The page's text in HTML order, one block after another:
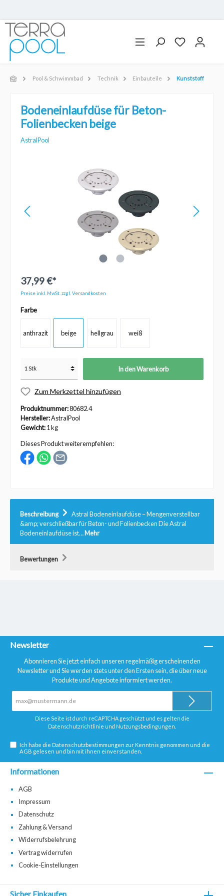
Pool & Schwimmbad Technik Einbauteile Kunststoff
Bodeneinlaufdüse für Beton-
Folienbecken beige
AstralPool
37,99 €*
Preise inkl. MwSt. zzgl. Versandkosten
Farbe
anthrazit beige hellgrau weiß
In den Warenkorb
Zum Merkzettel hinzufügen
Produktnummer:80682.4
Hersteller:AstralPool
Gewicht:1 kg
Dieses Produkt weiterempfehlen:
Beschreibung
Astral Bodeneinlaufdüse – Mengenverstellbar
&amp; verschließbar für Beton- und Folienbecken Die Astral
Bodeneinlaufdüse ist…Mehr
Bewertungen
Newsletter
Abonnieren Sie jetzt einfach unseren regelmäßig erscheinenden
Newsletter und Sie werden stets unter den Ersten sein, die über neue
Produkte und Angebote informiert werden.
Adresse*
Diese Seite ist durch reCAPTCHA geschützt und es gelten die
Datenschutzrichtlinie und Nutzungsbedingungen
Ich habe dieDatenschutzbestimmungen zur Kenntnis genommen und die
AGB gelesen und bin mit ihnen einverstanden.
Informationen
AGB
Impressum
Datenschutz
Zahlung & Versand
Widerrufsbelehrung
Vertrag widerrufen
Cookie-Einstellungen
Sicher Einkaufen